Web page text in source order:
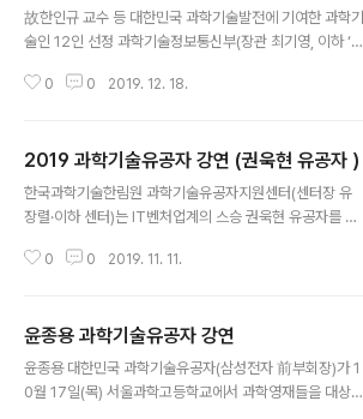
故한인규 교수 등 대한민국 과학기술발전에 기여한 과학기
술인 12인 선정 과학기술정보통신부(장관 최기영, 이하 ‘과
번째로 대한민국 과학기술유공자를 신규 지정했다. 과학기
지원을 통해 과학기술인의 명예와 긍지를 높이고 과학기술
인이 존중받는 사회문화를 조성하는 것을 목적으로 한다.
한국과학기술한림원은 2016년부터 '과학기술유공자 예우
있다. 올해 과학기술유공자 심사에는 모든 과학기술인이
0 0 2019. 12. 18.
2019 과학기술유공자 강연 (권욱현 유공자 )
한국과학기술한림원 과학기술유공자지원센터(센터장 유
장렬·이하 센터)는 IT벤처업계의 스승 권욱현 유공자를 초
기술유공자 강연’을 개최했다. 경기고는 권욱현 유공자의
과 대담을 진행했다. 권욱현 유공자는 ‘이동구간제어’ 이론
을 최초로 규명하는 등 자동제어 분야 국내 과학기술 발전
을 이끌었으며, 본격적인 벤처 붐이 일기 전부터 수많은 제
0 0 2019. 11. 11.
윤종용 과학기술유공자 강연
윤종용 대한민국 과학기술유공자(삼성전자 前부회장)가 1
0월 17일(목) 서울과학고등학교에서 과학영재들을 대상으